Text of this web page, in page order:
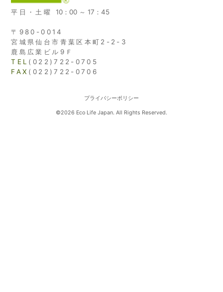
平日・土曜 10：00 ～ 17：45
〒980-0014
宮城県仙台市青葉区本町2-2-3
鹿島広業ビル9Ｆ
TEL (022)722-0705
FAX (022)722-0706
プライバシーポリシー
©2026 Eco Life Japan. All Rights Reserved.